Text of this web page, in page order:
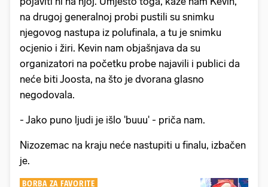
na drugoj generalnoj probi pustili su snimku
njegovog nastupa iz polufinala, a tu je snimku
ocjenio i žiri. Kevin nam objašnjava da su
organizatori na početku probe najavili i publici da
neće biti Joosta, na što je dvorana glasno
negodovala.
- Jako puno ljudi je išlo 'buuu' - priča nam.
Nizozemac na kraju neće nastupiti u finalu, izbačen
je.
BORBA ZA FAVORITE